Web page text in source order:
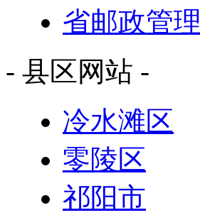
省邮政管
- 县区网站 -
冷水滩区
零陵区
祁阳市